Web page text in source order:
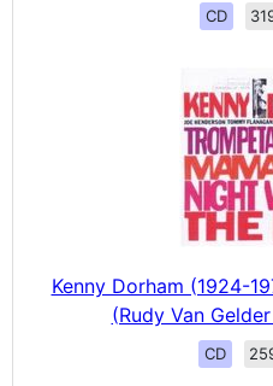
CD
Kenny Dorham (1924-
(Rudy Van
CD